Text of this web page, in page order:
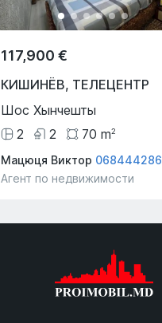
117,900 €
КИШИНЁВ, ТЕЛЕЦЕНТР
Шос Хынчешты
2
2 70 m2
Мацюця Виктор 068444286
Агент по недвижимости